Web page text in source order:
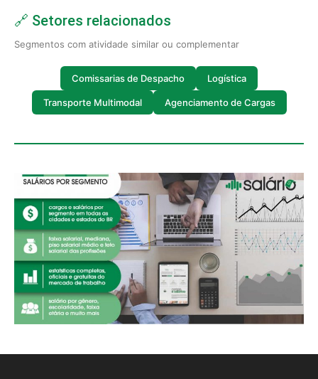
🔗 Setores relacionados
Segmentos com atividade similar ou complementar
Comissarias de Despacho Logística
Transporte Multimodal Agenciamento de Cargas